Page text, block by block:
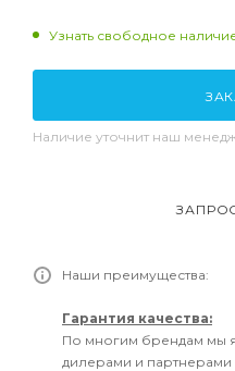
Узнать свободное
Наличие уточнит наш
Наши преимущества:
Гарантия качества:
По многим брендам мы
дилерами и партнерами